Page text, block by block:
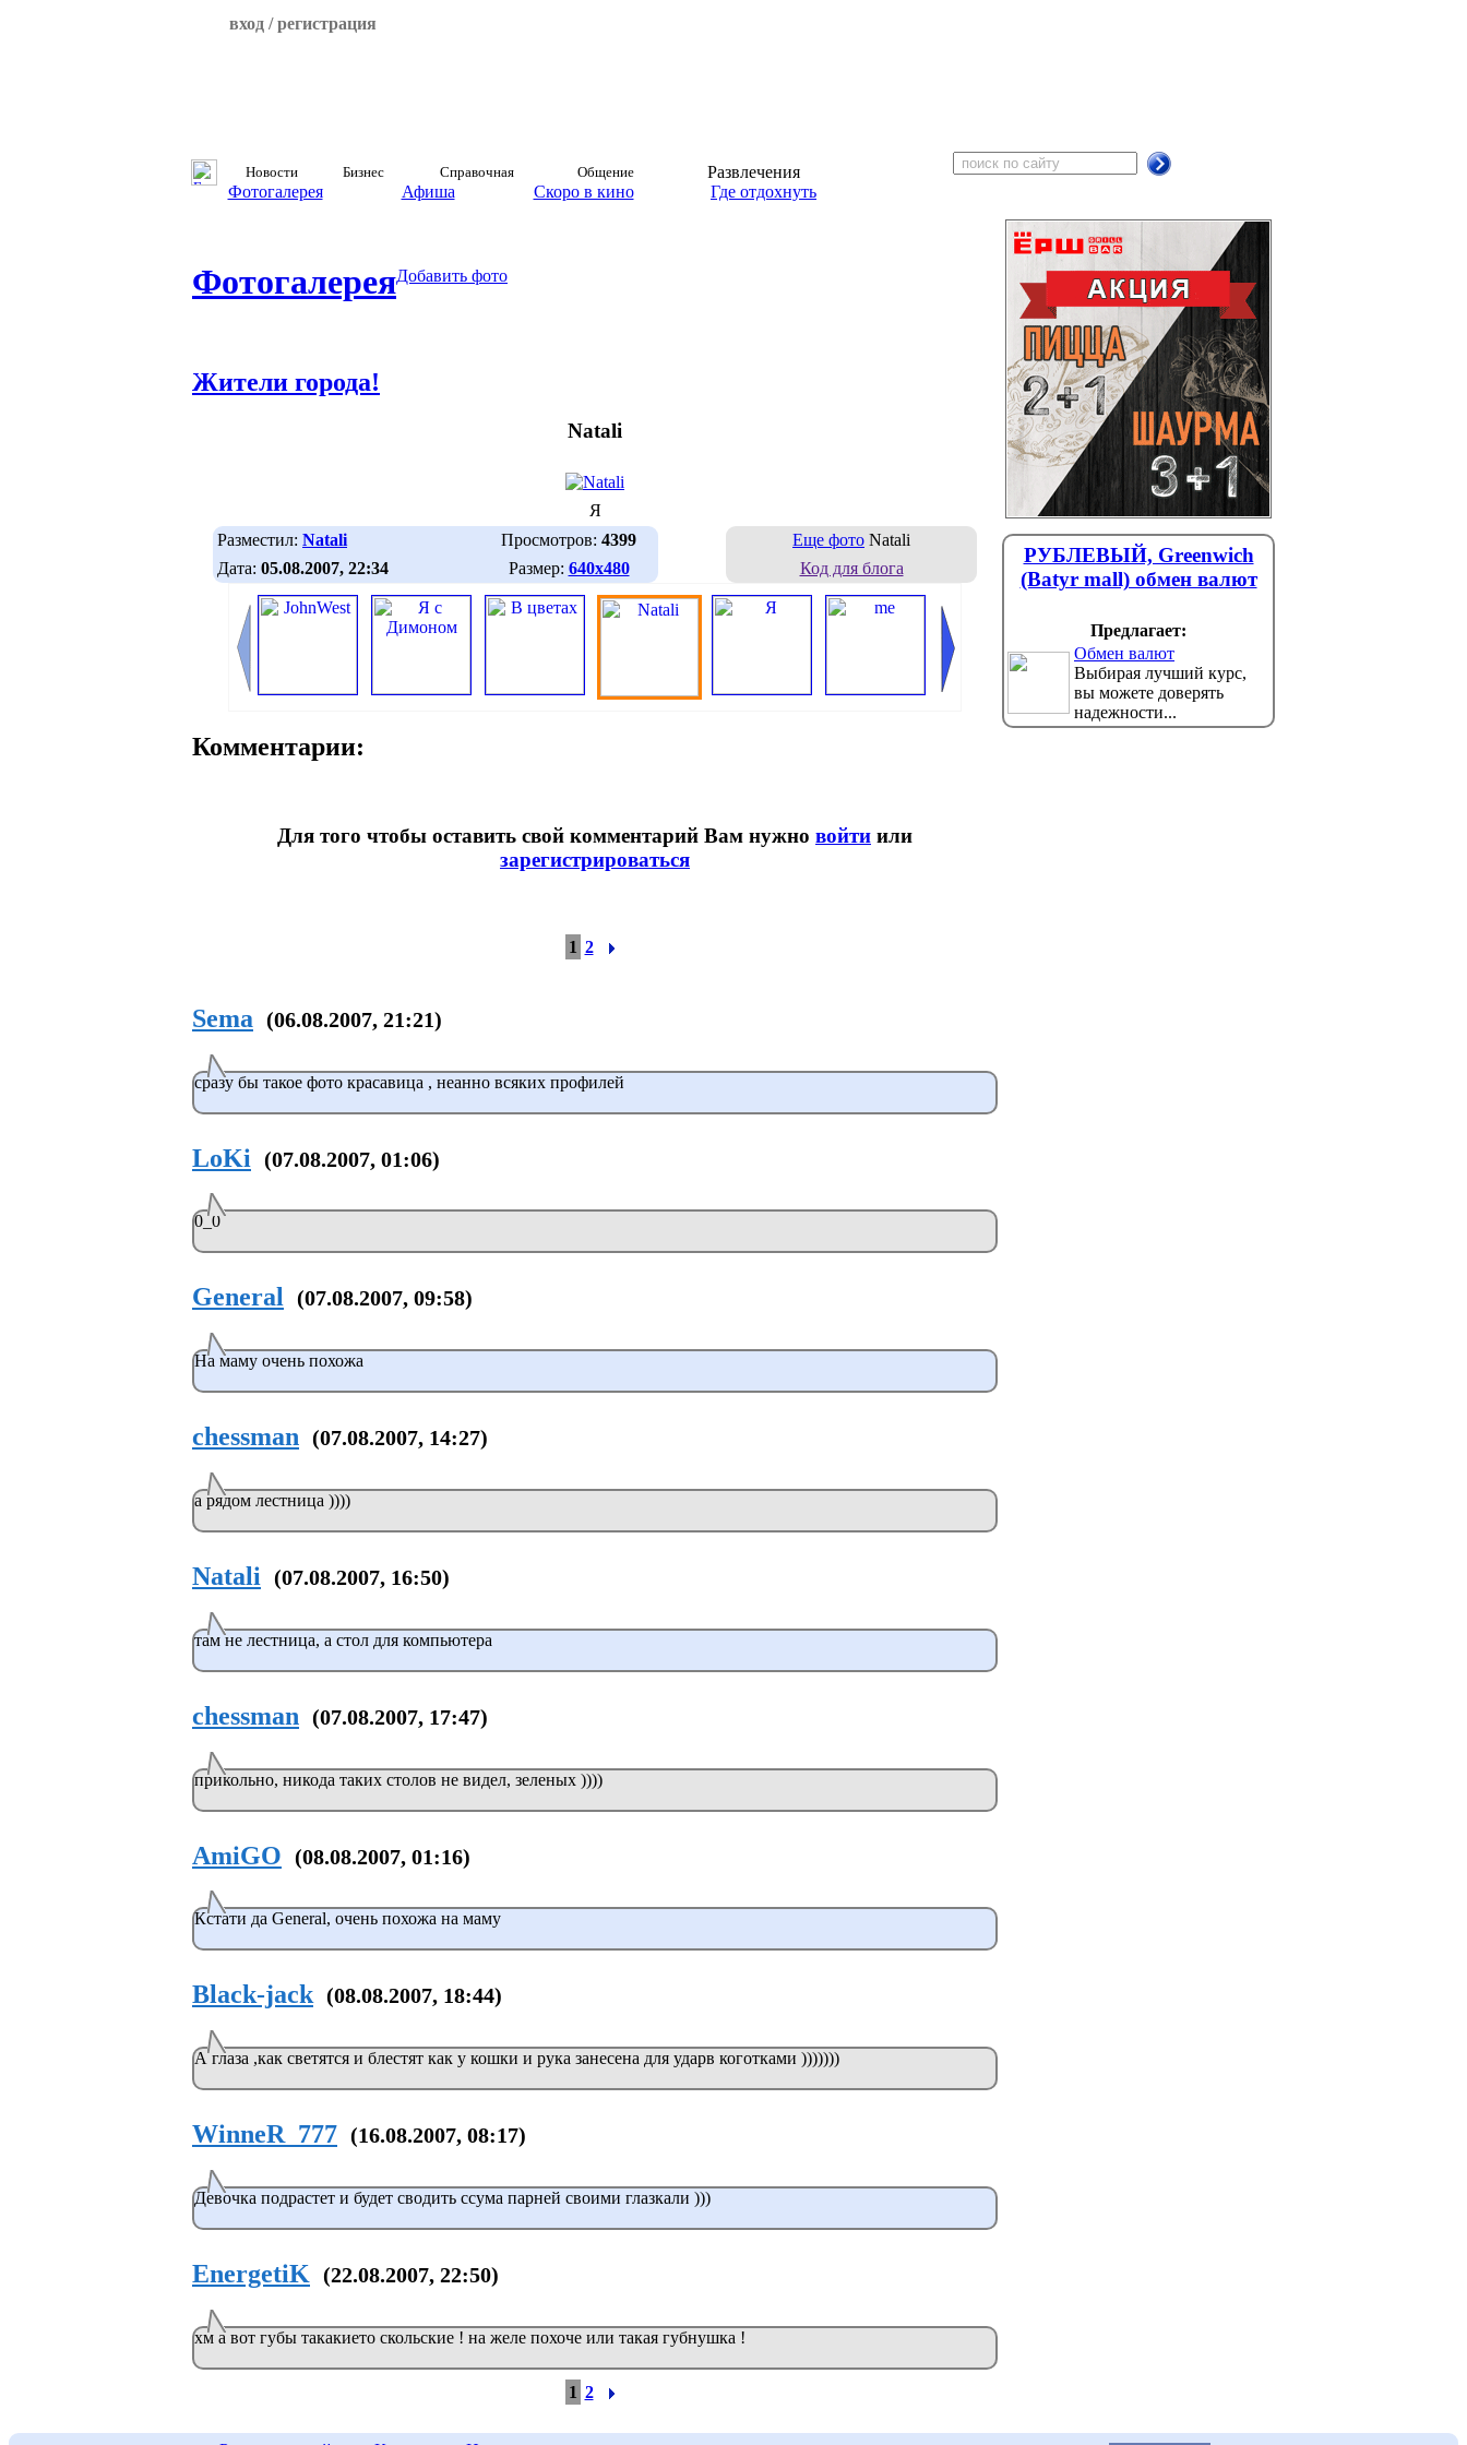
вход / регистрация
Новости Бизнес Справочная Общение
Развлечения
Фотогалерея
Афиша Скоро в кино Где отдохнуть
ФотогалереяДобавить фото
Жители города!
Natali
Я
Разместил: Natali Просмотров: 4399
Дата: 05.08.2007, 22:34 Размер: 640х480
Еще фото Natali
Код для блога
Комментарии:
Для того чтобы оставить свой комментарий Вам нужно войти или
зарегистрироваться
1 2
Sema (06.08.2007, 21:21)
сразу бы такое фото красавица , неанно всяких профилей
LoKi (07.08.2007, 01:06)
0_0
General (07.08.2007, 09:58)
На маму очень похожа
chessman (07.08.2007, 14:27)
а рядом лестница ))))
Natali (07.08.2007, 16:50)
там не лестница, а стол для компьютера
chessman (07.08.2007, 17:47)
прикольно, никода таких столов не видел, зеленых ))))
AmiGO (08.08.2007, 01:16)
Кстати да General, очень похожа на маму
Black-jack (08.08.2007, 18:44)
А глаза ,как светятся и блестят как у кошки и рука занесена для ударв коготками )))))))
WinneR_777 (16.08.2007, 08:17)
Девочка подрастет и будет сводить ссума парней своими глазкали )))
EnergetiK (22.08.2007, 22:50)
хм а вот губы такакието скольские ! на желе похоче или такая губнушка !
1 2
РУБЛЕВЫЙ, Greenwich
(Batyr mall) обмен валют
Предлагает:
Обмен валют
Выбирая лучший курс,
вы можете доверять
надежности...